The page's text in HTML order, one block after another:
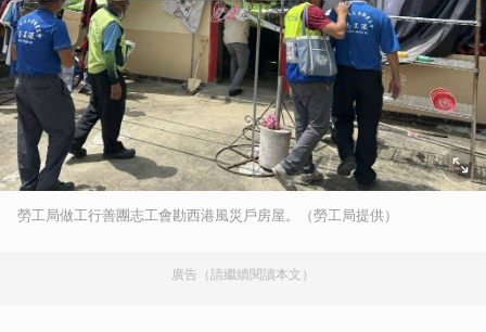
勞工局做工行善團志工會勘西港風災戶房屋。（勞工局提供）
廣告（請繼續閱讀本文）